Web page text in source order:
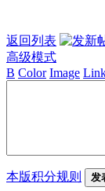
返回列表
高级模式
B Color Image
本版积分规则 发